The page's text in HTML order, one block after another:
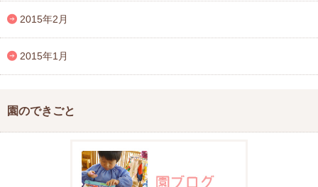
2015年2月
2015年1月
園のできごと